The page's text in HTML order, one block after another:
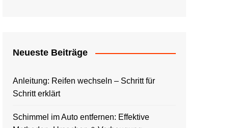
Neueste Beiträge
Anleitung: Reifen wechseln – Schritt für
Schritt erklärt
Schimmel im Auto entfernen: Effektive